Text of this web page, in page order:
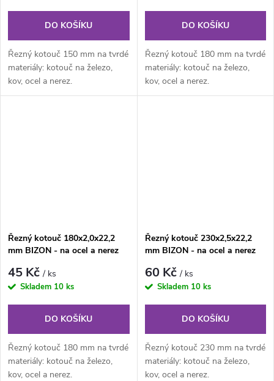
DO KOŠÍKU
Řezný kotouč 150 mm na tvrdé
materiály: kotouč na železo,
kov, ocel a nerez.
DO KOŠÍKU
Řezný kotouč 180 mm na tvrdé
materiály: kotouč na železo,
kov, ocel a nerez.
Řezný kotouč 180x2,0x22,2
mm BIZON - na ocel a nerez
45 Kč/ ks
Skladem 10 ks
DO KOŠÍKU
Řezný kotouč 180 mm na tvrdé
materiály: kotouč na železo,
kov, ocel a nerez.
Řezný kotouč 230x2,5x22,2
mm BIZON - na ocel a nerez
60 Kč/ ks
Skladem 10 ks
DO KOŠÍKU
Řezný kotouč 230 mm na tvrdé
materiály: kotouč na železo,
kov, ocel a nerez.